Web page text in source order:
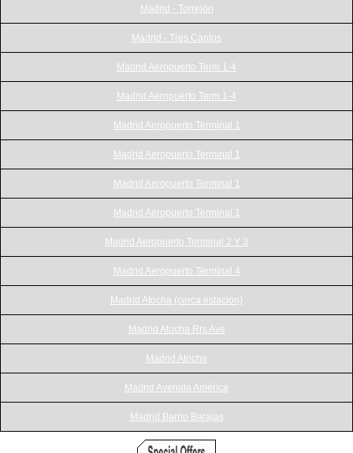
Madrid - Torrejón
Madrid - Tres Cantos
Madrid Aeropuerto Term 1-4
Madrid Aeropuerto Term 1-4
Madrid Aeropuerto Terminal 1
Madrid Aeropuerto Terminal 1
Madrid Aeropuerto Terminal 1
Madrid Aeropuerto Terminal 1
Madrid Aeropuerto Terminal 2 Y 3
Madrid Aeropuerto Terminal 4
Madrid Atocha (cerca estación)
Madrid Atocha Rrs Ave
Madrid Atocha
Madrid Avenida América
Madrid Barrio Barajas